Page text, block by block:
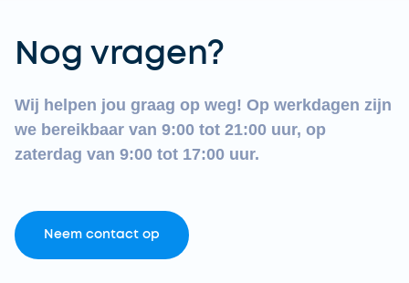
Nog vragen?
Wij helpen jou graag op weg! Op werkdagen zijn
we bereikbaar van 9:00 tot 21:00 uur, op
zaterdag van 9:00 tot 17:00 uur.
Neem contact op